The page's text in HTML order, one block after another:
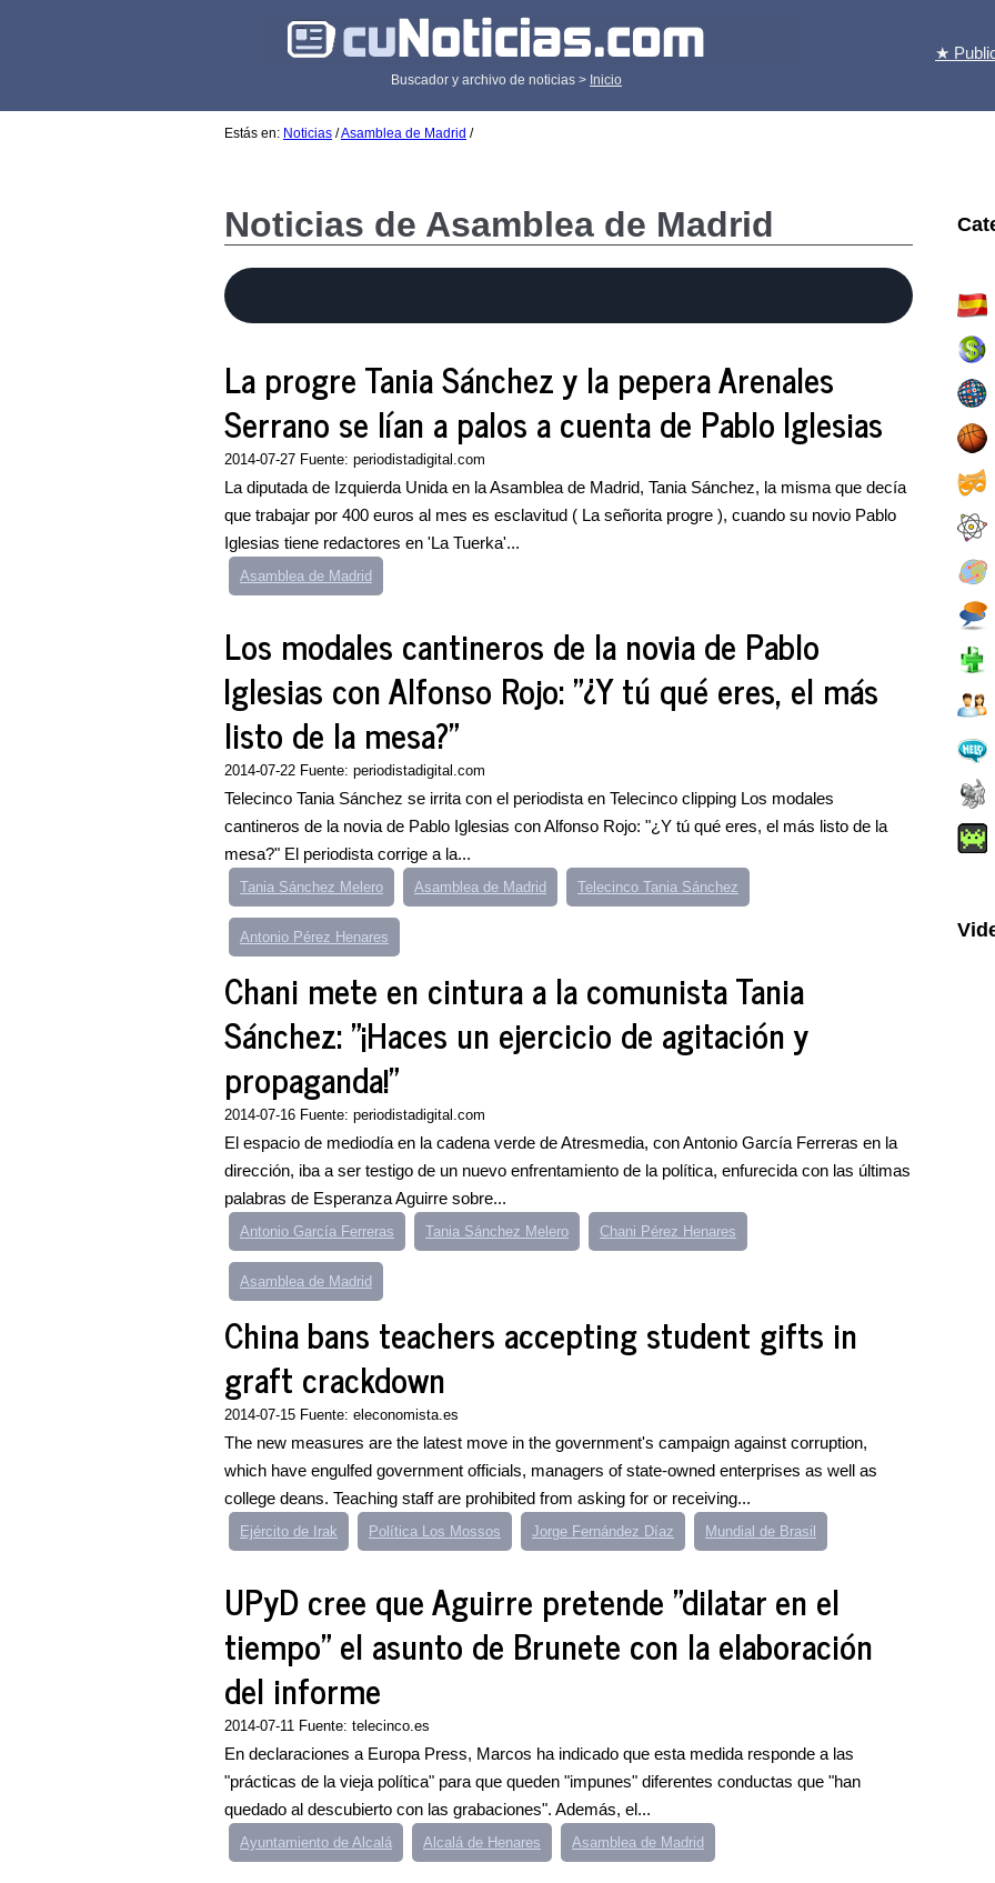
Buscador y archivo de noticias > Inicio
★
Estás en: Noticias /Asamblea de Madrid /
Noticias de Asamblea de Madrid
La progre Tania Sánchez y la pepera Arenales
Serrano se lían a palos a cuenta de Pablo Iglesias
2014-07-27 Fuente: periodistadigital.com
La diputada de Izquierda Unida en la Asamblea de Madrid, Tania Sánchez, la misma que decía
que trabajar por 400 euros al mes es esclavitud ( La señorita progre ), cuando su novio Pablo
Iglesias tiene redactores en 'La Tuerka'...
Asamblea de Madrid
Los modales cantineros de la novia de Pablo
Iglesias con Alfonso Rojo: "¿Y tú qué eres, el más
listo de la mesa?"
2014-07-22 Fuente: periodistadigital.com
Telecinco Tania Sánchez se irrita con el periodista en Telecinco clipping Los modales
cantineros de la novia de Pablo Iglesias con Alfonso Rojo: "¿Y tú qué eres, el más listo de la
mesa?" El periodista corrige a la...
Tania Sánchez Melero Asamblea de Madrid Telecinco Tania Sánchez
Antonio Pérez Henares
Chani mete en cintura a la comunista Tania
Sánchez: "¡Haces un ejercicio de agitación y
propaganda!"
2014-07-16 Fuente: periodistadigital.com
El espacio de mediodía en la cadena verde de Atresmedia, con Antonio García Ferreras en la
dirección, iba a ser testigo de un nuevo enfrentamiento de la política, enfurecida con las últimas
palabras de Esperanza Aguirre sobre...
Antonio García Ferreras Tania Sánchez Melero Chani Pérez Henares
Asamblea de Madrid
China bans teachers accepting student gifts in
graft crackdown
2014-07-15 Fuente: eleconomista.es
The new measures are the latest move in the government's campaign against corruption,
which have engulfed government officials, managers of state-owned enterprises as well as
college deans. Teaching staff are prohibited from asking for or receiving...
Ejército de Irak Política Los Mossos Jorge Fernández Díaz Mundial de Brasil
UPyD cree que Aguirre pretende "dilatar en el
tiempo" el asunto de Brunete con la elaboración
del informe
2014-07-11 Fuente: telecinco.es
En declaraciones a Europa Press, Marcos ha indicado que esta medida responde a las
"prácticas de la vieja política" para que queden "impunes" diferentes conductas que "han
quedado al descubierto con las grabaciones". Además, el...
Ayuntamiento de Alcalá Alcalá de Henares Asamblea de Madrid